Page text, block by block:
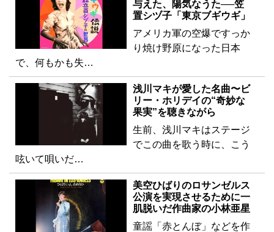
与えた、陽気なうた──笠
置シヅ子「東京ブギウギ」
アメリカ軍の空爆ですっか
り焼け野原になった日本
で、何もかも失…
浅川マキが愛した名曲〜ビ
リー・ホリデイの“奇妙な
果実”を聴きながら
生前、浅川マキはステージ
でこの曲を歌う時に、こう
呟いて唄いだ…
美空ひばりのロサンゼルス
公演を実現させるために一
肌脱いだ作曲家の小林亜星
童謡「赤とんぼ」などを作